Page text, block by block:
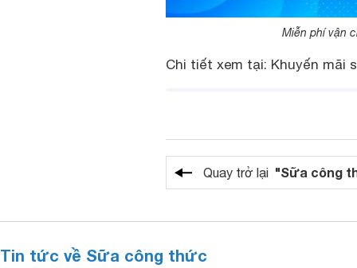
Miễn phí vận
Chi tiết xem tại: Khuyến mãi
Quay trở lại "Sữa công
Tin tức về Sữa công thức